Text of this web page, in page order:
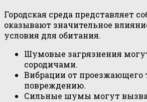
Городская среда представляет
оказывают значительное
условия для обитания.
Шумовые загрязнения
сородичами.
Вибрации от проезжающего
повреждению.
Сильные шумы могут